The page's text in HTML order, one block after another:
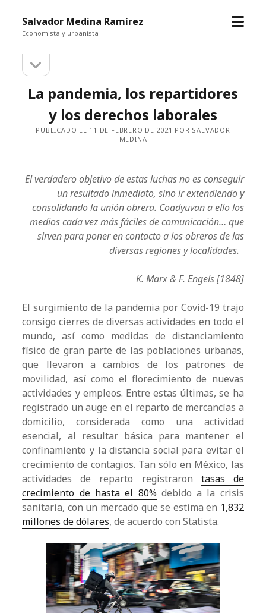
Salvador Medina Ramírez
Economista y urbanista
abrir
Barra
lateral
la
lateral
La pandemia, los repartidores
y los derechos laborales
PUBLICADO EL 11 DE FEBRERO DE 2021 POR SALVADOR
MEDINA
El verdadero objetivo de estas luchas no es conseguir
un resultado inmediato, sino ir extendiendo y
consolidando la unión obrera. Coadyuvan a ello los
medios cada vez más fáciles de comunicación… que
sirven para poner en contacto a los obreros de las
diversas regiones y localidades.
K. Marx & F. Engels [1848]
El surgimiento de la pandemia por Covid-19 trajo
consigo cierres de diversas actividades en todo el
mundo, así como medidas de distanciamiento
físico de gran parte de las poblaciones urbanas,
que llevaron a cambios de los patrones de
movilidad, así como el florecimiento de nuevas
actividades y empleos. Entre estas últimas, se ha
registrado un auge en el reparto de mercancías a
domicilio, considerada como una actividad
esencial, al resultar básica para mantener el
confinamiento y la distancia social para evitar el
crecimiento de contagios. Tan sólo en México, las
actividades de reparto registraron tasas de
crecimiento de hasta el 80% debido a la crisis
sanitaria, con un mercado que se estima en 1,832
millones de dólares, de acuerdo con Statista.